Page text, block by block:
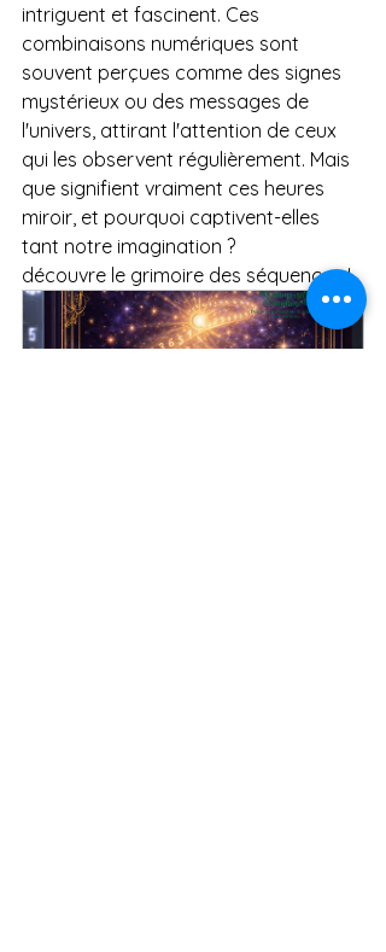
intriguent et fascinent. Ces
combinaisons numériques sont
souvent perçues comme des signes
mystérieux ou des messages de
l'univers, attirant l'attention de ceux
qui les observent régulièrement. Mais
que signifient vraiment ces heures
miroir, et pourquoi captivent-elles
tant notre imagination ?
découvre le grimoire des séquences !